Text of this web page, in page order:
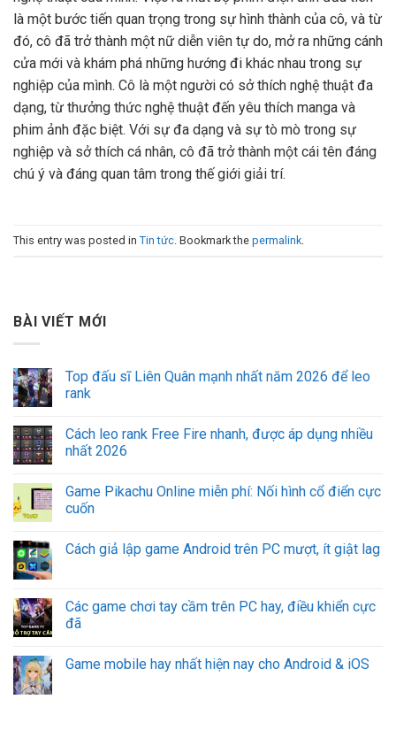
là một bước tiến quan trọng trong sự hình thành của cô, và từ
đó, cô đã trở thành một nữ diễn viên tự do, mở ra những cánh
cửa mới và khám phá những hướng đi khác nhau trong sự
nghiệp của mình. Cô là một người có sở thích nghệ thuật đa
dạng, từ thưởng thức nghệ thuật đến yêu thích manga và
phim ảnh đặc biệt. Với sự đa dạng và sự tò mò trong sự
nghiệp và sở thích cá nhân, cô đã trở thành một cái tên đáng
chú ý và đáng quan tâm trong thế giới giải trí.
This entry was posted in Tin tức . Bookmark the permalink
BÀI VIẾT MỚI
Top đấu sĩ Liên Quân mạnh nhất năm 2026 để leo
rank
Cách leo rank Free Fire nhanh, được áp dụng nhiều
nhất 2026
Game Pikachu Online miễn phí: Nối hình cổ điển cực
cuốn
Cách giả lập game Android trên PC mượt, ít giật lag
Các game chơi tay cầm trên PC hay, điều khiển cực
đã
Game mobile hay nhất hiện nay cho Android & iOS